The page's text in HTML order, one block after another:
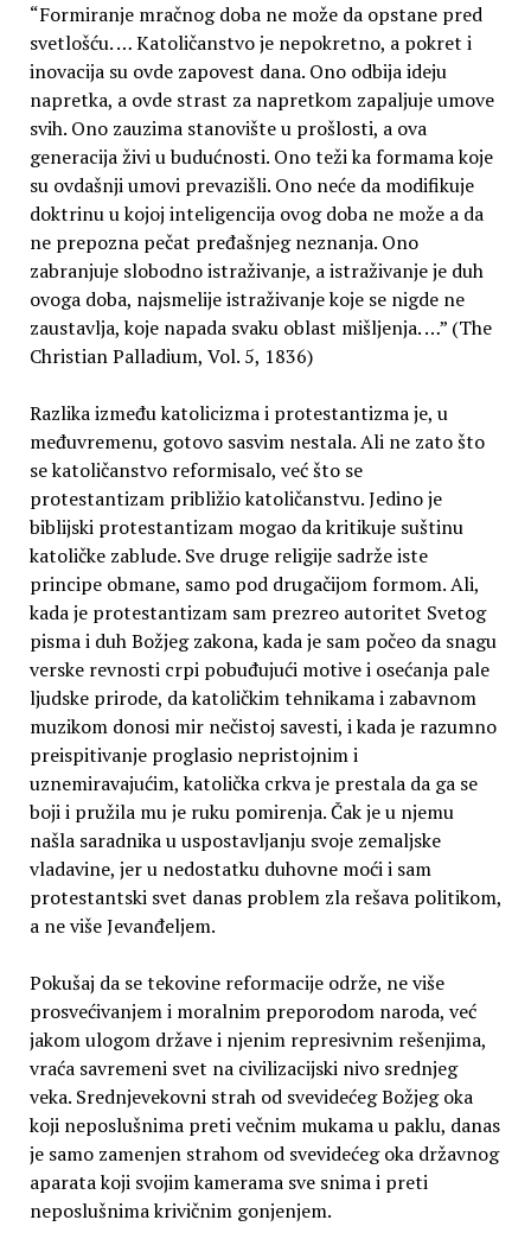
“Formiranje mračnog doba ne može da opstane pred
svetlošću. … Katoličanstvo je nepokretno, a pokret i
inovacija su ovde zapovest dana. Ono odbija ideju
napretka, a ovde strast za napretkom zapaljuje umove
svih. Ono zauzima stanovište u prošlosti, a ova
generacija živi u budućnosti. Ono teži ka formama koje
su ovdašnji umovi prevazišli. Ono neće da modifikuje
doktrinu u kojoj inteligencija ovog doba ne može a da
ne prepozna pečat pređašnjeg neznanja. Ono
zabranjuje slobodno istraživanje, a istraživanje je duh
ovoga doba, najsmelije istraživanje koje se nigde ne
zaustavlja, koje napada svaku oblast mišljenja. …” (The
Christian Palladium, Vol. 5, 1836)
Razlika između katolicizma i protestantizma je, u
međuvremenu, gotovo sasvim nestala. Ali ne zato što
se katoličanstvo reformisalo, već što se
protestantizam približio katoličanstvu. Jedino je
biblijski protestantizam mogao da kritikuje suštinu
katoličke zablude. Sve druge religije sadrže iste
principe obmane, samo pod drugačijom formom. Ali,
kada je protestantizam sam prezreo autoritet Svetog
pisma i duh Božjeg zakona, kada je sam počeo da snagu
verske revnosti crpi pobuđujući motive i osećanja pale
ljudske prirode, da katoličkim tehnikama i zabavnom
muzikom donosi mir nečistoj savesti, i kada je razumno
preispitivanje proglasio nepristojnim i
uznemiravajućim, katolička crkva je prestala da ga se
boji i pružila mu je ruku pomirenja. Čak je u njemu
našla saradnika u uspostavljanju svoje zemaljske
vladavine, jer u nedostatku duhovne moći i sam
protestantski svet danas problem zla rešava politikom,
a ne više Jevanđeljem.
Pokušaj da se tekovine reformacije održe, ne više
prosvećivanjem i moralnim preporodom naroda, već
jakom ulogom države i njenim represivnim rešenjima,
vraća savremeni svet na civilizacijski nivo srednjeg
veka. Srednjevekovni strah od svevidećeg Božjeg oka
koji neposlušnima preti večnim mukama u paklu, danas
je samo zamenjen strahom od svevidećeg oka državnog
aparata koji svojim kamerama sve snima i preti
neposlušnima krivičnim gonjenjem.